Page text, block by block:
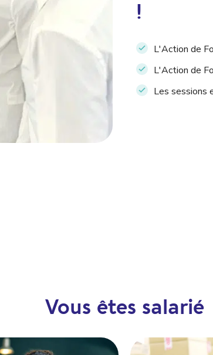
!
L'Action de
L'Action de
Les sessions
Vous êtes salarié